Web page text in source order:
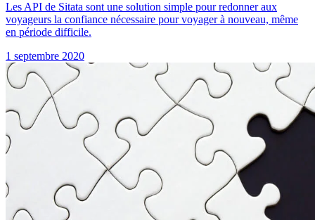
Les API de Sitata sont une solution simple pour redonner aux
voyageurs la confiance nécessaire pour voyager à nouveau, même
en période difficile.
1 septembre 2020